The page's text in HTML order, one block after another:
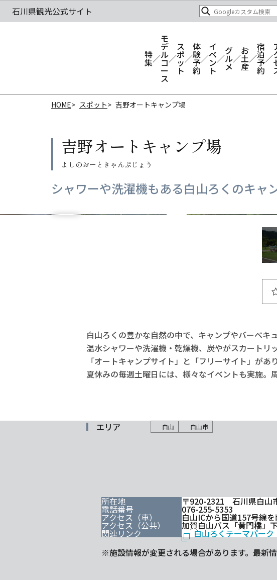
特
集
モ
デ
ル
コ
ー
ス
ス
ポ
ッ
ト
体
験
予
約
イ
ベ
ン
ト
グ
ル
メ
お
土
産
宿
泊
予
約
HOME スポット 吉野オートキャンプ場
吉野オートキャンプ場
シャワーや洗濯機もある白山ろくのキャ
白山ろくの豊かな自然の中で、キャンプやバーベキ
温水シャワーや洗濯機・乾燥機、炭やがスカートリ
「オートキャンプサイト」と「フリーサイト」が
夏休みの毎週土曜日には、様々なイベントも実施。
エリア 白山 白山市
所在地 〒920-2321 石川県白山
電話番号 076-255-5353
アクセス（車） 白山ICから国道157号線
アクセス（公共） 加賀白山バス「黄門橋」
関連リンク
白山ろくテーマパー
※施設情報が変更される場合があります。最新